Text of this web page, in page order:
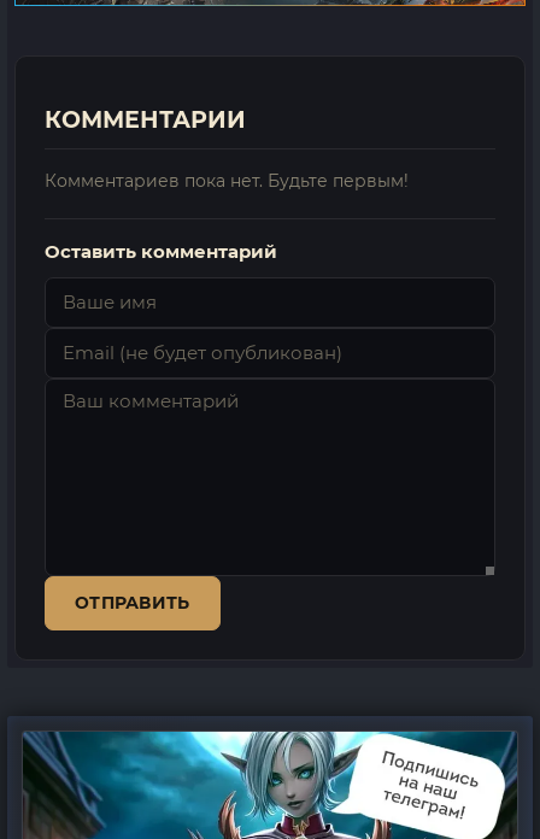
КОММЕНТАРИИ
Комментариев пока нет. Будьте первым!
Оставить комментарий
ОТПРАВИТЬ